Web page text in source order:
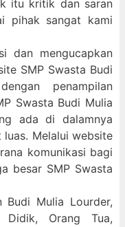
itu kritik dan saran
pihak sangat kami
dan mengucapkan
SMP Swasta Budi
penampilan
Swasta Budi Mulia
ada di dalamnya
Melalui website
komunikasi bagi
besar SMP Swasta
Budi Mulia Lourder,
Didik, Orang Tua,